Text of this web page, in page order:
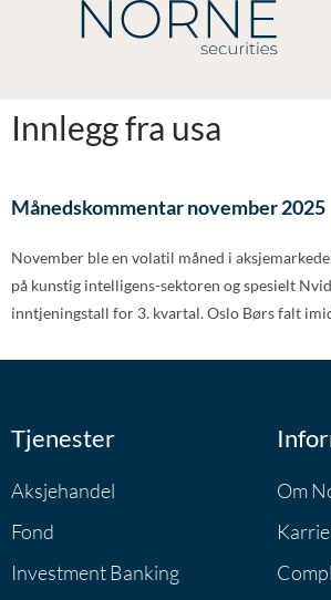
Innlegg fra usa
Månedskommentar november 2025
November ble en volatil måned i
på kunstig intelligens-sektoren og spesielt
inntjeningstall for 3. kvartal. Oslo Børs falt
Tjenester
Aksjehandel
Fond
Investment Banking
Om